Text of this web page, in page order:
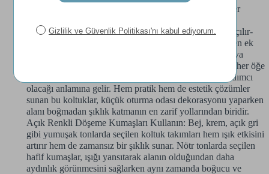
Modüler Koltuk Takımları Seçin: Koltuklardaki modüler
kullanım alanı maksimum seviyeye çıkarılır. Özellikle açılır-
kapanır mekanizmalara sahip modeller, misafir ağırlarken ek
yatak işlevi sunarak konforu ikiye katlar. Bu, iki mobilya
parçası arasında karar vermenize gerek kalmayacağı ve her öğe
İçin kullanımları ikiye katlayarak tasarruf etmenize yardımcı
olacağı anlamına gelir. Hem pratik hem de estetik çözümler
sunan bu koltuklar, küçük oturma odası dekorasyonu yaparken
alanı boğmadan şıklık katmanın en zarif yollarından biridir.
Açık Renkli Döşeme Kumaşları Kullanın: Bej, krem, açık gri
gibi yumuşak tonlarda seçilen koltuk takımları hem ışık etkisini
artırır hem de zamansız bir şıklık sunar. Nötr tonlarda seçilen
hafif kumaşlar, ışığı yansıtarak alanın olduğundan daha
aydınlık görünmesini sağlarken aynı zamanda boğucu ve